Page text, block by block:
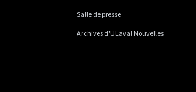
Salle de presse
Archives d'ULaval Nouvelles